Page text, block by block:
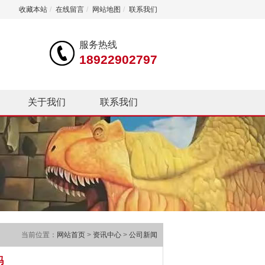
收藏本站 / 在线留言 / 网站地图 / 联系我们
服务热线
18922902797
关于我们 联系我们
当前位置： 网站首页 > 资讯中心 > 公司新闻